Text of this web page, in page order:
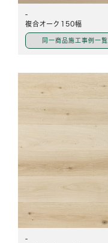
-
複合オーク150幅
同一商品施工事例一覧
-